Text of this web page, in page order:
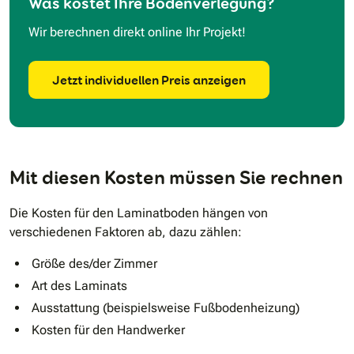
Wir berechnen direkt online Ihr Projekt!
Jetzt individuellen Preis anzeigen
Mit diesen Kosten müssen Sie rechnen
Die Kosten für den Laminatboden hängen von
verschiedenen Faktoren ab, dazu zählen:
Größe des/der Zimmer
Art des Laminats
Ausstattung (beispielsweise Fußbodenheizung)
Kosten für den Handwerker